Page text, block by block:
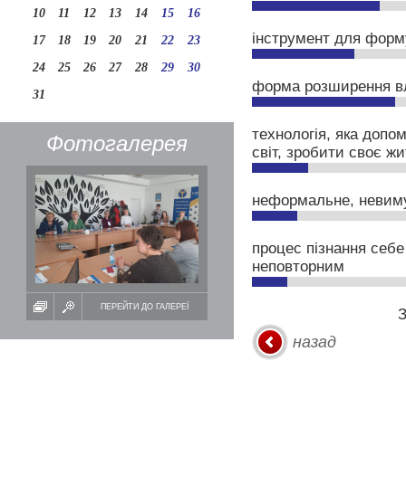
10
11 12 13 14 15
16
17
18 19 20 21 22
23
24
25 26 27 28 29
30
31
Фотогалерея
ПЕРЕЙТИ ДО ГАЛЕРЕЇ
інструмент для
форма розширення
технологія, яка
світ, зробити своє
неформальне,
процес пізнання
неповторним